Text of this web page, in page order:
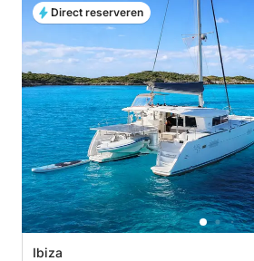
Ibiza
Direct reserveren